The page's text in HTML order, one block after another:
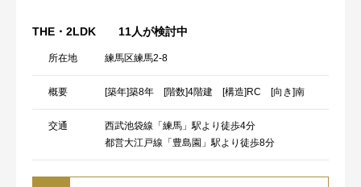
THE・2LDK 11人が検討中
所在地 練馬区練馬2-8
概要 [築年]築8年 [階数]4階建 [構造]RC [向き]南
交通
西武池袋線「練馬」駅より徒歩4分
都営大江戸線「豊島園」駅より徒歩8分